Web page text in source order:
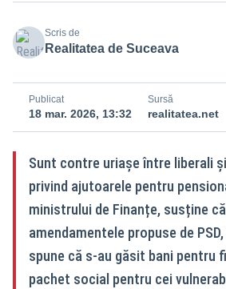
Scris de
Realitatea de Suceava
Publicat
18 mar. 2026, 13:32
Sursă
realitatea.net
Sunt contre uriașe între liberali
privind ajutoarele pentru
ministrului de Finanțe, susține
amendamentele propuse de
spune că s-au găsit bani pentru
pachet social pentru cei